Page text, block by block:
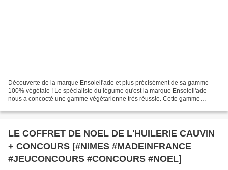
Découverte de la marque Ensoleil'ade et plus précisément de sa gamme
100% végétale ! Le spécialiste du légume qu'est la marque Ensoleil'ade
nous a concocté une gamme végétarienne très réussie. Cette gamme
LE COFFRET DE NOEL DE L'HUILERIE CAUVIN
+ CONCOURS [#NIMES #MADEINFRANCE
#JEUCONCOURS #CONCOURS #NOEL]